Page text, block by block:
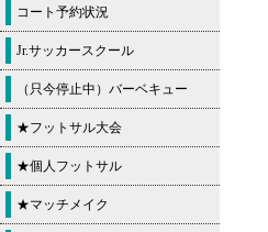
コート予約状況
Jr.サッカースクール
（只今停止中）バーベキュー
★フットサル大会
★個人フットサル
★マッチメイク